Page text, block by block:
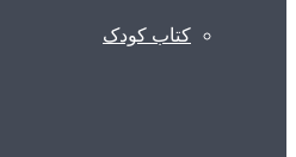
کتاب کودک